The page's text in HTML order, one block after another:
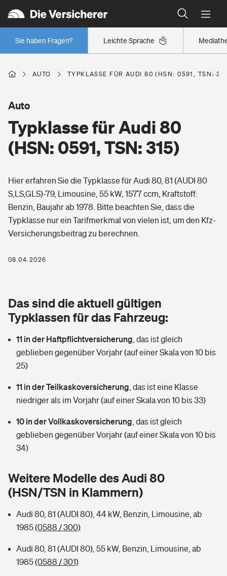
Leichte Sprache
Sie haben Fragen?
Wer versichert was: Jetzt Versicherer finden
Regionalklassen: So ist Ihre Region eingestuft
Wer versichert was: Jetzt Versicherer finden
Berufsunfähigkeitsversicherung
Erwerbsunfähigkeitsversicherung
Grundfähigkeitsversicherung
Arbeitsrechtsschutz
Berufshaftpflichtversicherung
Zur Übersicht
Tools
Wer versichert was: Jetzt Versicherer finden
Sie haben Fragen?
Wohnen
Elementarversicherung
Glasversicherung
Mietkautionsversicherung
Restkreditversicherung
Tools
Hochwasser-Check: Wie gefährdet ist Ihr Haus?
Sie haben Fragen?
Freizeit
Pri­vate Haft­pflicht­
Kinderunfall­ver­si­che­rung
Kinderinvalidität
Hundehalter-Haftpflicht
Handyversicherung
Private Cyberversicherung
Zur Übersicht
Gesundheit
Private Krankenversicherung
Dread-Disease-Versicherung
Tierkrankenversicherung
Zur Übersicht
Tools
Wer versichert was: Jetzt Versicherer finden
Rentenrechner: Wie viel Geld bekomme ich im Alter?
AUTO TYPKLASSE FÜR AUDI 80 (HSN: 0591, TSN:
Typklasse für Audi 80
(HSN: 0591, TSN: 315)
Auto
Hier erfahren Sie die Typklasse für Audi 80, 81 (AUDI 80
S,LS,GLS)-79, Limousine, 55 kW, 1577 ccm, Kraftstoff:
Benzin, Baujahr ab 1978. Bitte beachten Sie, dass die
Typklasse nur ein Tarifmerkmal von vielen ist, um den Kfz-
Versicherungsbeitrag zu berechnen.
08.04.2026
Das sind die aktuell gültigen
Typklassen für das Fahrzeug:
11 in der Haftpflichtversicherung das ist gleich
geblieben gegenüber Vorjahr (auf einer Skala von 10 bis
25)
11 in der Teilkaskoversicherung das ist eine Klasse
niedriger als im Vorjahr (auf einer Skala von 10 bis 33)
10 in der Vollkaskoversicherung das ist gleich
geblieben gegenüber Vorjahr (auf einer Skala von 10 bis
34)
Weitere Modelle des Audi 80
(HSN/TSN in Klammern)
Audi 80, 81 (AUDI 80), 44 kW, Benzin, Limousine, ab
1985(0588 / 300)
Audi 80, 81 (AUDI 80), 55 kW, Benzin, Limousine, ab
1985(0588 / 301)